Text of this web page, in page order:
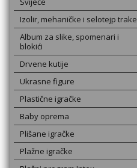
Izolir, mehaničke i selotejp trake
Album za slike, spomenari i
blokići
Drvene kutije
Ukrasne figure
Plastične igračke
Baby oprema
Plišane igračke
Plažne igračke